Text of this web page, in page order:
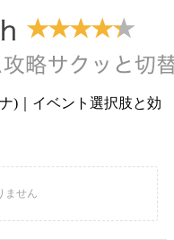
)｜イベント選択肢と効